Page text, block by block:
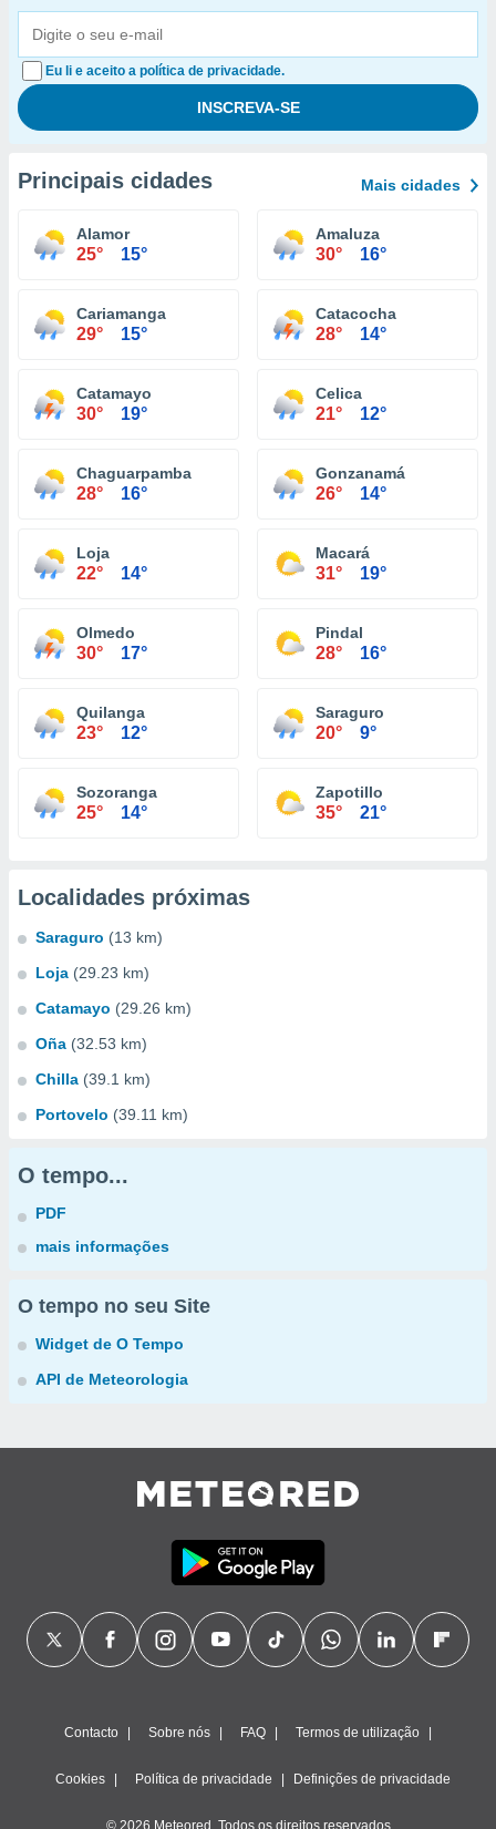
Eu li e aceito a política de privacidade.
Principais cidades Mais cidades
Alamor
25° 15°
Amaluza
30° 16°
Cariamanga
29° 15°
Catacocha
28° 14°
Catamayo
30° 19°
Celica
21° 12°
Chaguarpamba
28° 16°
Gonzanamá
26° 14°
Loja
22° 14°
Macará
31° 19°
Olmedo
30° 17°
Pindal
28° 16°
Quilanga
23° 12°
Saraguro
20° 9°
Sozoranga
25° 14°
Zapotillo
35° 21°
Localidades próximas
Saraguro (13 km)
Loja (29.23 km)
Catamayo (29.26 km)
Oña (32.53 km)
Chilla (39.1 km)
Portovelo (39.11 km)
O tempo...
PDF
mais informações
O tempo no seu Site
Widget de O Tempo
API de Meteorologia
Contacto Sobre nós FAQ Termos de utilização
Cookies Política de privacidade Definições de privacidade
© 2026 Meteored. Todos os direitos reservados